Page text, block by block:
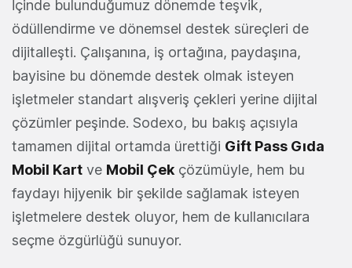
İçinde bulunduğumuz dönemde teşvik,
ödüllendirme ve dönemsel destek süreçleri de
dijitalleşti. Çalışanına, iş ortağına, paydaşına,
bayisine bu dönemde destek olmak isteyen
işletmeler standart alışveriş çekleri yerine dijital
çözümler peşinde. Sodexo, bu bakış açısıyla
tamamen dijital ortamda ürettiği Gift Pass Gıda
Mobil Kart ve Mobil Çek çözümüyle, hem bu
faydayı hijyenik bir şekilde sağlamak isteyen
işletmelere destek oluyor, hem de kullanıcılara
seçme özgürlüğü sunuyor.